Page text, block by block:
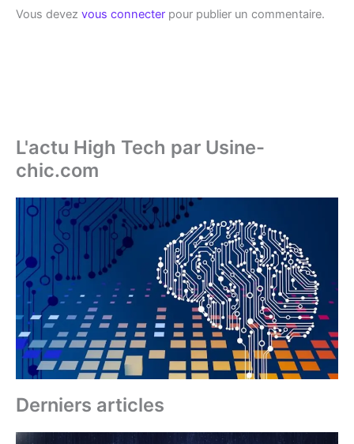
Vous devez vous connecter pour publier un commentaire.
L'actu High Tech par Usine-
chic.com
Derniers articles